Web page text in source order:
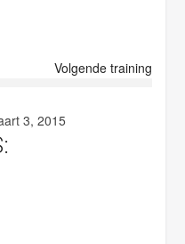
Volgende training
3, 2015